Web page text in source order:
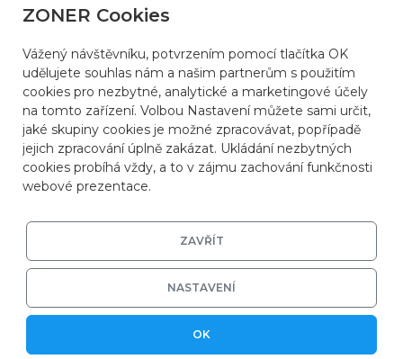
EFRR
|Nastavení cookies
ZONER Cookies
Vážený návštěvníku, potvrzením pomocí tlačítka OK
udělujete souhlas nám a našim partnerům s použitím
cookies pro nezbytné, analytické a marketingové účely
na tomto zařízení. Volbou Nastavení můžete sami určit,
jaké skupiny cookies je možné zpracovávat, popřípadě
jejich zpracování úplně zakázat. Ukládání nezbytných
cookies probíhá vždy, a to v zájmu zachování funkčnosti
webové prezentace.
ZAVŘÍT
NASTAVENÍ
OK